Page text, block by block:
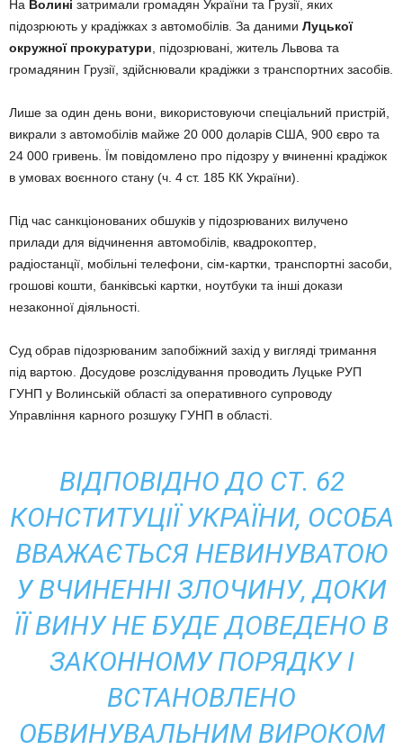
На Волині затримали громадян України та Грузії, яких
підозрюють у крадіжках з автомобілів. За даними Луцької
окружної прокуратури , підозрювані, житель Львова та
громадянин Грузії, здійснювали крадіжки з транспортних засобів.
Лише за один день вони, використовуючи спеціальний пристрій,
викрали з автомобілів майже 20 000 доларів США, 900 євро та
24 000 гривень. Їм повідомлено про підозру у вчиненні крадіжок
в умовах воєнного стану (ч. 4 ст. 185 КК України).
Під час санкціонованих обшуків у підозрюваних вилучено
прилади для відчинення автомобілів, квадрокоптер,
радіостанції, мобільні телефони, сім-картки, транспортні засоби,
грошові кошти, банківські картки, ноутбуки та інші докази
незаконної діяльності.
Суд обрав підозрюваним запобіжний захід у вигляді тримання
під вартою. Досудове розслідування проводить Луцьке РУП
ГУНП у Волинській області за оперативного супроводу
Управління карного розшуку ГУНП в області.
ВІДПОВІДНО ДО СТ. 62
КОНСТИТУЦІЇ УКРАЇНИ, ОСОБА
ВВАЖАЄТЬСЯ НЕВИНУВАТОЮ
У ВЧИНЕННІ ЗЛОЧИНУ, ДОКИ
ЇЇ ВИНУ НЕ БУДЕ ДОВЕДЕНО В
ЗАКОННОМУ ПОРЯДКУ І
ВСТАНОВЛЕНО
ОБВИНУВАЛЬНИМ ВИРОКОМ